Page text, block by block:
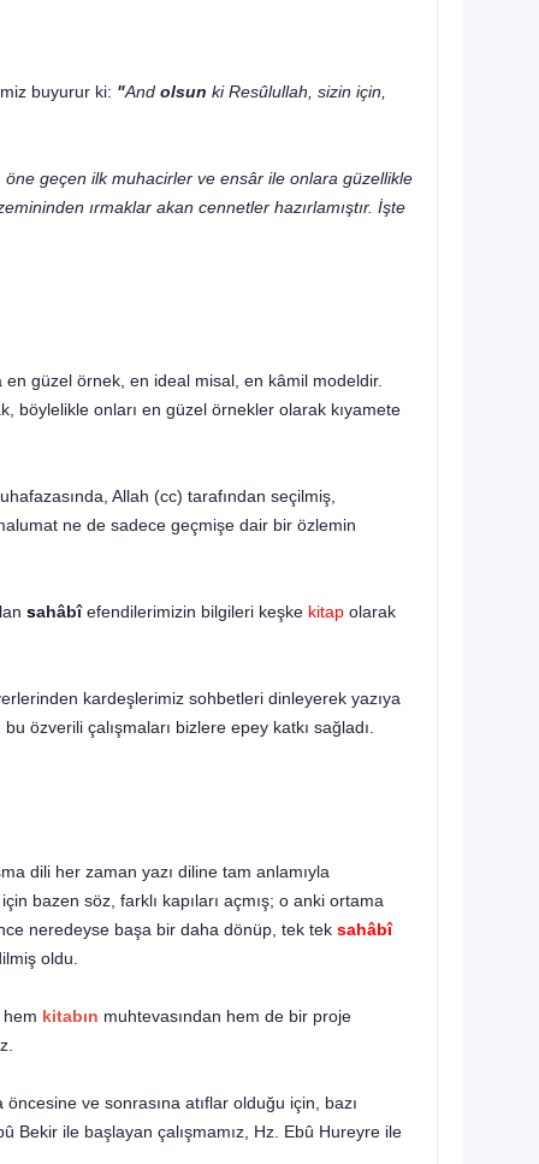
buyurur ki: "And olsun ki Resûlullah, sizin için,
geçen ilk muhacirler ve ensâr ile onlara güzellikle
ırmaklar akan cennetler hazırlamıştır. İşte
en güzel örnek, en ide­al misal, en kâmil modeldir.
böylelikle onları en güzel örnekler olarak kıyamete
Allah (cc) tarafından seçilmiş,
ne de sadece geçmişe dair bir özlemin
sahâbîefendileri­mizin bilgileri keşke kitap olarak
kardeşleri­miz sohbetleri dinleyerek yazıya
özverili çalışmaları bizlere epey katkı sağladı.
dili her zaman yazı diline tam anlamıyla
bazen söz, farklı kapıları aç­mış; o anki ortama
neredeyse başa bir daha dönüp, tek tek sahâbî
oldu.
kitabın muhtevasından hem de bir proje
ve sonrasına atıflar olduğu için, bazı
Bekir ile başlayan çalışmamız, Hz. Ebû Hureyre ile